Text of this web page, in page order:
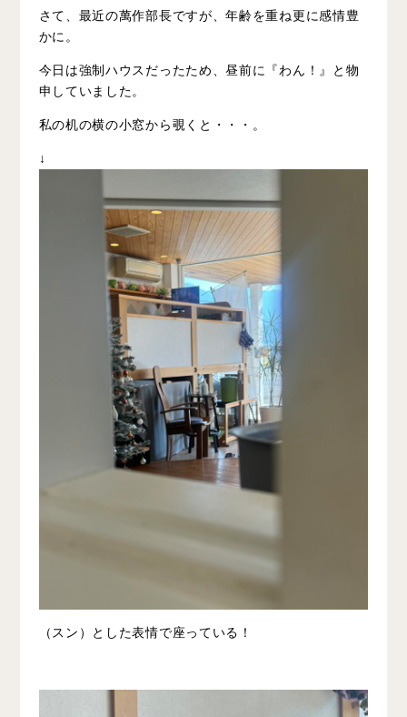
さて、最近の萬作部長ですが、年齢を重ね更に感情豊
かに。
今日は強制ハウスだったため、昼前に『わん！』と物
申していました。
私の机の横の小窓から覗くと・・・。
↓
（スン）とした表情で座っている！